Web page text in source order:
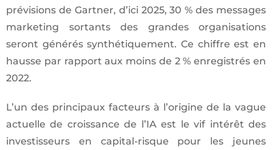
prévisions de Gartner, d’ici 2025, 30 % des messages
marketing sortants des grandes organisations
seront générés synthétiquement. Ce chiffre est en
hausse par rapport aux moins de 2 % enregistrés en
2022.
L’un des principaux facteurs à l’origine de la vague
actuelle de croissance de l’IA est le vif intérêt des
investisseurs en capital-risque pour les jeunes